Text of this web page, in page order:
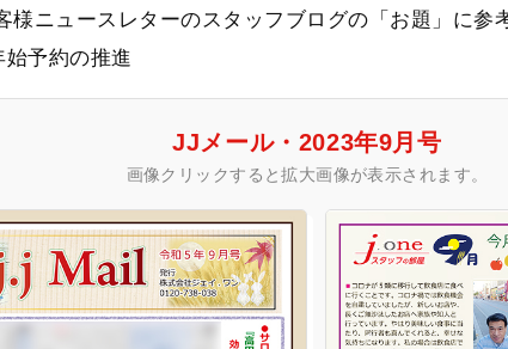
様ニュースレターのスタッフブログの「お題」に参
始予約の推進
JJメール・2023年9月号
画像クリックすると拡大画像が表示されます。